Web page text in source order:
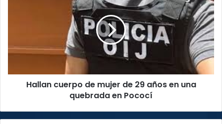
años
una
quebradaHallan cuerpo de mujer de 29 años en una
quebrada en Pococí